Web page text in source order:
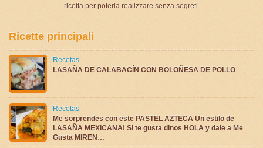
ricetta per poterla realizzare senza segreti.
Ricette principali
Recetas
LASAÑA DE CALABACÍN CON BOLOÑESA DE POLLO
Recetas
Me sorprendes con este PASTEL AZTECA Un estilo de
LASAÑA MEXICANA! Si te gusta dinos HOLA y dale a Me
Gusta MIREN…